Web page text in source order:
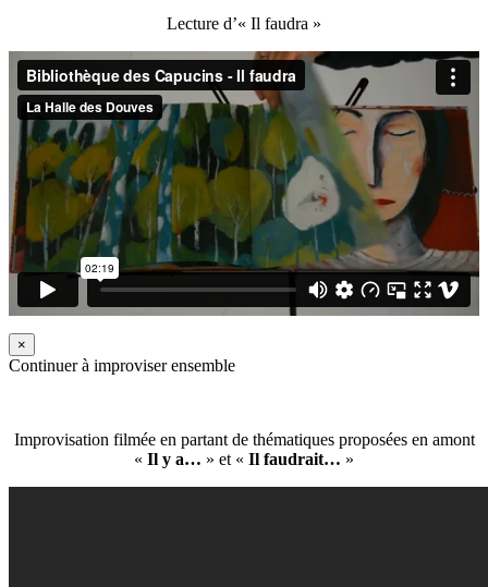
Lecture d’« Il faudra »
×
Continuer à improviser ensemble
Improvisation filmée en partant de thématiques proposées en amont
« Il y a… » et « Il faudrait… »